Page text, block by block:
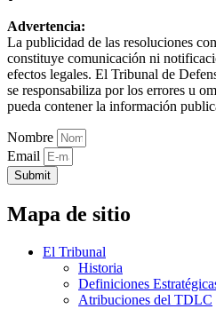
Advertencia:
La publicidad de las resoluciones
constituye comunicación ni
efectos legales. El Tribunal de
se responsabiliza por los errores u
pueda contener la información
Nombre
Email
Submit
Mapa de sitio
El Tribunal
Historia
Definiciones
Atribuciones del TDLC